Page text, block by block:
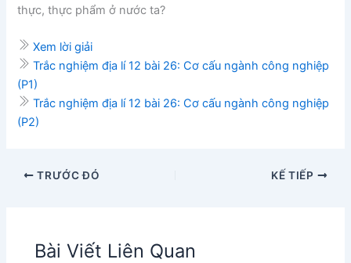
thực, thực phẩm ở nước ta?
Xem lời giải
Trắc nghiệm địa lí 12 bài 26: Cơ cấu ngành công nghiệp
(P1)
Trắc nghiệm địa lí 12 bài 26: Cơ cấu ngành công nghiệp
(P2)
TRƯỚC ĐÓ KẾ TIẾP
Bài Viết Liên Quan